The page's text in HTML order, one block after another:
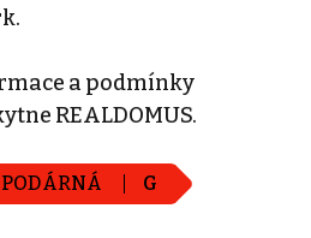
a podmínky
REALDOMUS.
G